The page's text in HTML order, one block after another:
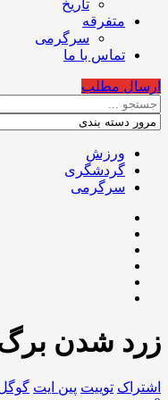
تاریخ
متفرقه
سرگرمی
تماس با ما
ارسال مطلب
ورزش
گردشگری
سرگرمی
زرد شدن
اشتراک توییت پین ایت